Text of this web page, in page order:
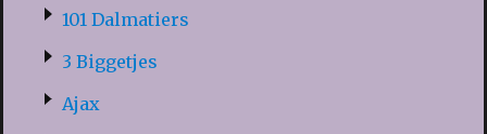
101 Dalmatiers
3 Biggetjes
Ajax